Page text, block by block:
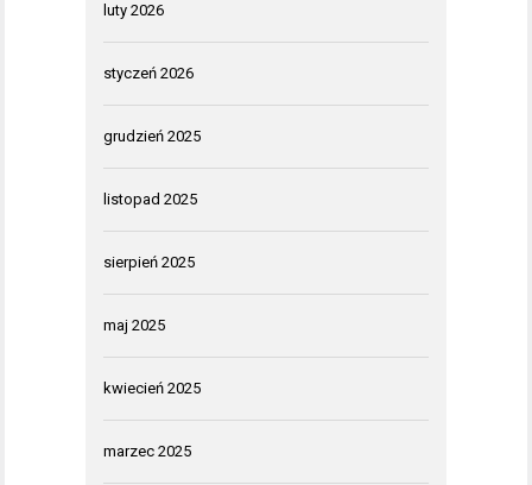
luty 2026
styczeń 2026
grudzień 2025
listopad 2025
sierpień 2025
maj 2025
kwiecień 2025
marzec 2025